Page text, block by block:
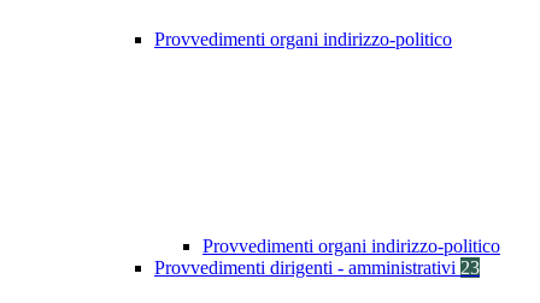
Provvedimenti organi indirizzo-politico
Provvedimenti organi indirizzo-politico
Provvedimenti dirigenti - amministrativi 23